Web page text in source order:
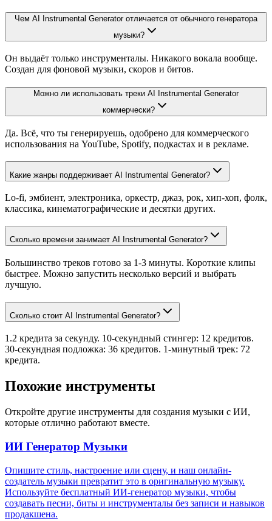
Чем AI Instrumental Generator отличается от обычного генератора
музыки?
Он выдаёт только инструменталы. Никакого вокала вообще.
Создан для фоновой музыки, скоров и битов.
Можно ли использовать треки AI Instrumental Generator
коммерчески?
Да. Всё, что ты генерируешь, одобрено для коммерческого
использования на YouTube, Spotify, подкастах и в рекламе.
Какие жанры поддерживает AI Instrumental Generator?
Lo-fi, эмбиент, электроника, оркестр, джаз, рок, хип-хоп, фолк,
классика, кинематографические и десятки других.
Сколько времени занимает AI Instrumental Generator?
Большинство треков готово за 1-3 минуты. Короткие клипы
быстрее. Можно запустить несколько версий и выбрать
лучшую.
Сколько стоит AI Instrumental Generator?
1.2 кредита за секунду. 10-секундный стингер: 12 кредитов.
30-секундная подложка: 36 кредитов. 1-минутный трек: 72
кредита.
Похожие инструменты
Откройте другие инструменты для создания музыки с ИИ,
которые отлично работают вместе.
ИИ Генератор Музыки
Опишите стиль, настроение или сцену, и наш онлайн-
создатель музыки превратит это в оригинальную музыку.
Используйте бесплатный ИИ-генератор музыки, чтобы
создавать песни, биты и инструменталы без записи и навыков
продакшена.